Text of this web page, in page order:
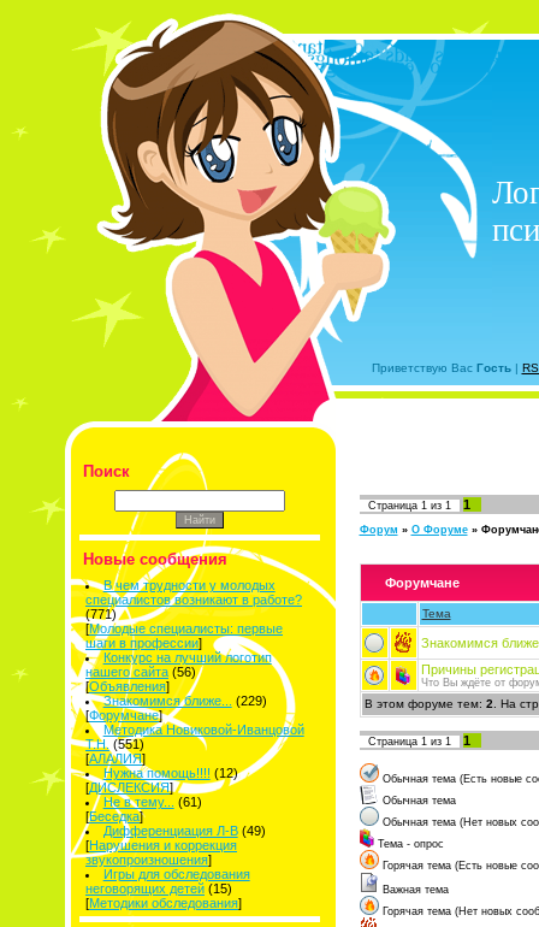
Приветствую Вас Гость|
Поиск
Новые сообщения
В чем трудности у молодых
специалистов возникают в работе?
(771)
[Молодые специалисты: первые
шаги в профессии]
Конкурс на лучший логотип
нашего сайта (56)
[Объявления]
Знакомимся ближе...
(229)
[Форумчане]
Методика Новиковой-Иванцовой
Т.Н. (551)
[АЛАЛИЯ]
Нужна помощь!!!! (12)
[ДИСЛЕКСИЯ]
Не в тему...
(61)
[Беседка]
Дифференциация Л-В (49)
[Нарушения и коррекция
звукопроизношения]
Игры для обследования
неговорящих детей (15)
[Методики обследования]
Страница 1из 1 1
Форум » О Форуме »
Форумчане
Тема
Знакомимся
Причины
Что Вы ждёте от
В этом форуме тем: 2 . На
Страница 1из 1 1
Обычная тема (Есть новые
Обычная тема
Обычная тема (Нет новых
Тема - опрос
Горячая тема (Есть новые
Важная тема
Горячая тема (Нет новых